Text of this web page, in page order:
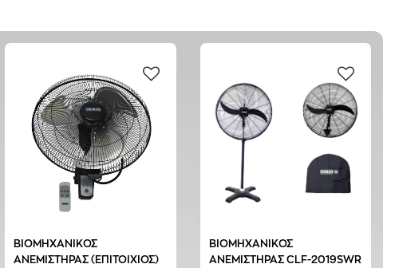
ΒΙΟΜΗΧΑΝΙΚΟΣ
ΑΝΕΜΙΣΤΗΡΑΣ (ΕΠΙΤΟΙΧΙΟΣ)
ΒΙΟΜΗΧΑΝΙΚΟΣ
ΑΝΕΜΙΣΤΗΡΑΣ CLF-2019SWR